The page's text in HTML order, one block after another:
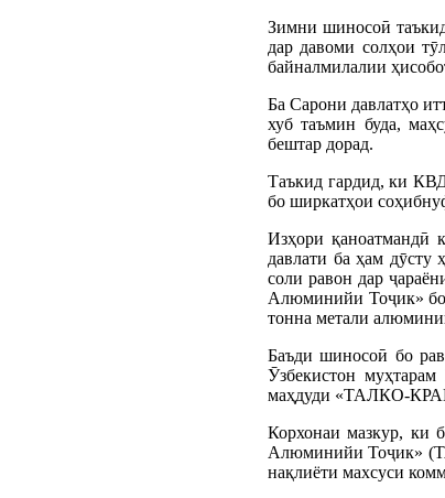
Зимни шиносоӣ
дар давоми солҳои
байналмилалии
Ба Сарони давлатҳо
хуб таъмин буда,
бештар дорад.
Таъкид гардид, ки
бо ширкатҳои
Изҳори
давлати ба ҳам дӯсту
соли равон дар
Алюминийи Тоҷик» бо
тонна метали
Баъди шиносоӣ бо
Ӯзбекистон
маҳдуди «ТАЛКО-
Корхонаи мазкур, ки
Алюминийи Тоҷик»
нақлиёти махсуси